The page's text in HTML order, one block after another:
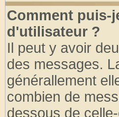
Comment puis-
d'utilisateur ?
Il peut y avoir
des messages.
générallement
combien de
dessous de